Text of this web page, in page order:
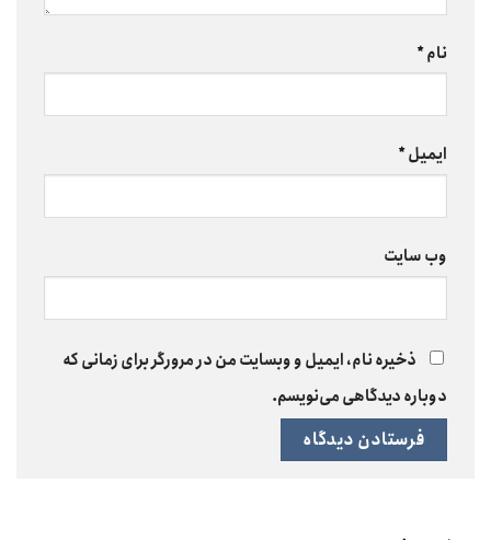
نام*
ایمیل*
وب‌ سایت
ذخیره نام، ایمیل و وبسایت من در مرورگر برای زمانی که
دوباره دیدگاهی می‌نویسم.